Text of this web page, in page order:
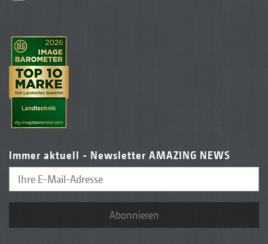
Immer aktuell - Newsletter AMAZING NEWS
Abonnieren